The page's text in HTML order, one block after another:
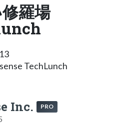
羅場
TechLunch
Inc. PRO